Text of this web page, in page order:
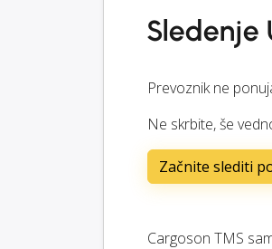
Sledenje
Prevoznik ne
Ne skrbite, še
Začnite slediti
Cargoson TMS